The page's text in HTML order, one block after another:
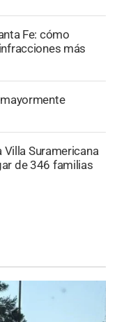
Fe: cómo
más
Villa Suramericana
de 346 familias